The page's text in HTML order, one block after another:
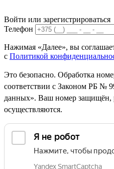
Войти или зарегистрироваться
Телефон
Нажимая «Далее», вы
с Политикой
Это безопасно. Обработка
соответствии с Законом РБ №
данных». Ваш номер защищён,
осуществляются.